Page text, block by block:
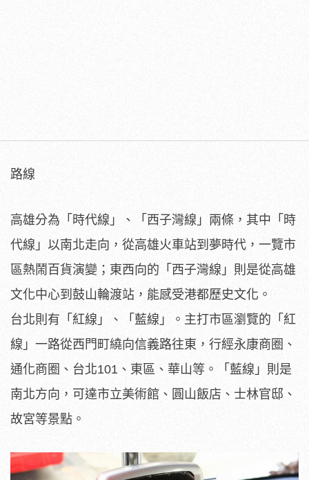
路線
高雄分為「時代線」、「西子灣線」兩條，其中「時
代線」以南北走向，從高雄火車站到夢時代，一覽市
區熱鬧百貨演變；東西向的「西子灣線」則是從高雄
文化中心到鼓山輪渡站，能感受港都歷史文化。
台北則有「紅線」、「藍線」。主打市區瀏覽的「紅
線」一路從西門町繞向信義路往東，行經永康商圈、
通化商圈、台北101、東區、華山等。「藍線」則是
南北方向，可達市立美術館、圓山飯店、士林官邸、
故宮等景點。